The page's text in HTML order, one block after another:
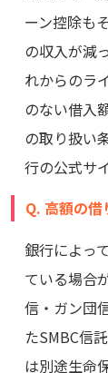
ーン控除も
の収入が減
れからのラ
のない借入
の取り扱い
行の公式サ
Q. 高額の
銀行によっ
ている場合
信・ガン団
たSMBC信
は別途生命